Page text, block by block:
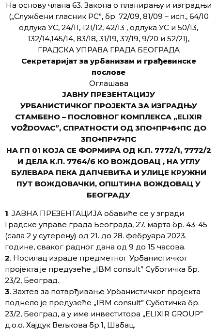
На основу члана 63. Закона о планирању и изградњи
(„Службени гласник РС”, бр. 72/09, 81/09 – исп., 64/10
одлука УС, 24/11, 121/12, 42/13 , одлука УС и 50/13,
132/14,145/14, 83/18, 31/19, 37/19, 9/20 и 52/21),
ГРАДСКА УПРАВА ГРАДА БЕОГРАДА
Секретаријат за урбанизам и грађевинске
послове
Оглашава
ЈАВНУ ПРЕЗЕНТАЦИЈУ
УРБАНИСТИЧКОГ ПРОЈЕКТА ЗА ИЗГРАДЊУ
СТАМБЕНО – ПОСЛОВНОГ КОМПЛЕКСА „ELIXIR
VOŽDOVAC”, СПРАТНОСТИ ОД 3ПО+ПР+6+ПС ДО
3ПО+ПР+7+ПС
НА ГП 01 КОЈА СЕ ФОРМИРА ОД К.П. 7772/1, 7772/2
И ДЕЛА К.П. 7764/6 КО ВОЖДОВАЦ , НА УГЛУ
БУЛЕВАРА ПЕКА ДАПЧЕВИЋА И УЛИЦЕ КРУЖНИ
ПУТ ВОЖДОВАЧКИ, ОПШТИНА ВОЖДОВАЦ У
БЕОГРАДУ
1. ЈАВНА ПРЕЗЕНТАЦИЈА обавиће се у згради
Градске управе града Београда, 27. марта бр. 43-45
(сала 2 у сутерену) од 21. до 28. фебруара 2023.
године, сваког радног дана од 9 до 15 часова.
2. Носилац израде предметног Урбанистичког
пројекта је предузеће „IBM consult” Суботичка бр.
23/2, Београд.
3. Захтев за потврђивање Урбанистичког пројекта
поднело je предузеће „IBM consult” Суботичка бр.
23/2, Београд, а у име инвеститора „ELIXIR GROUP”
д.о.о. Хајдук Вељкова бр.1, Шабац.